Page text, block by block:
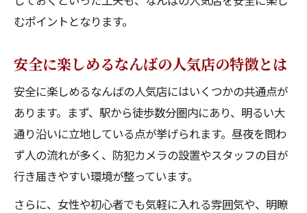
むポイントとなります。
安全に楽しめるなんばの人気店の特徴とは
安全に楽しめるなんばの人気店にはいくつかの共通点が
あります。まず、駅から徒歩数分圏内にあり、明るい大
通り沿いに立地している点が挙げられます。昼夜を問わ
ず人の流れが多く、防犯カメラの設置やスタッフの目が
行き届きやすい環境が整っています。
さらに、女性や初心者でも気軽に入れる雰囲気や、明瞭